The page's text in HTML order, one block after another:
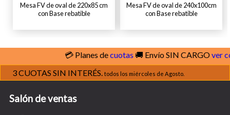
Mesa FV de oval de 220x85 cm
con Base rebatible
Mesa FV de oval de 240x100cm
con Base rebatible
💳 Planes decuotas🚚 Envío SIN CARGOver
3 CUOTAS SIN INTERÉS. todos los miércoles de Agosto.
Salón de ventas